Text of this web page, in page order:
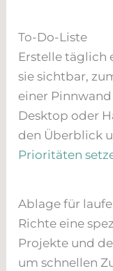
To-Do-Liste
Erstelle täglich
sie sichtbar,
einer
Desktop oder
den Überblick
Prioritäten
Ablage für
Richte eine
Projekte und
um schnellen